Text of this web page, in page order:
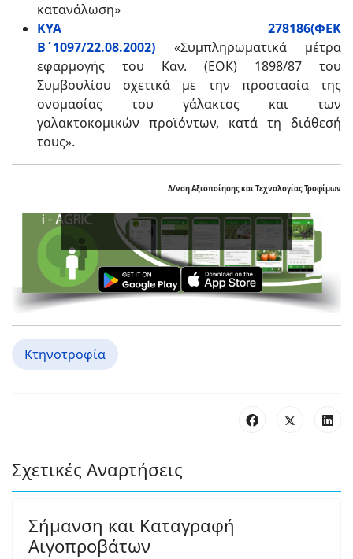
κατανάλωση»
ΚΥΑ 278186(ΦΕΚ
Β΄1097/22.08.2002) «Συμπληρωματικά μέτρα
εφαρμογής του Καν. (ΕΟΚ) 1898/87 του
Συμβουλίου σχετικά με την προστασία της
ονομασίας του γάλακτος και των
γαλακτοκομικών προϊόντων, κατά τη διάθεσή
τους».
Δ/νση Αξιοποίησης και Τεχνολογίας Τροφίμων
Κτηνοτροφία
Σχετικές Αναρτήσεις
Σήμανση και Καταγραφή
Αιγοπροβάτων